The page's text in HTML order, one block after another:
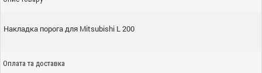
Накладка порога для Mitsubishi L 200
Оплата та доставка